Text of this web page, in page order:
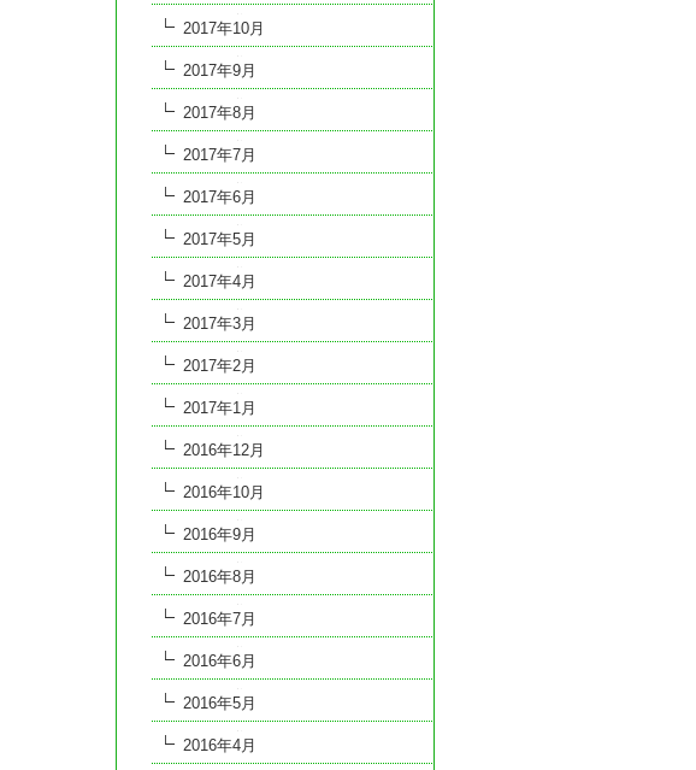
2017年10月
2017年9月
2017年8月
2017年7月
2017年6月
2017年5月
2017年4月
2017年3月
2017年2月
2017年1月
2016年12月
2016年10月
2016年9月
2016年8月
2016年7月
2016年6月
2016年5月
2016年4月